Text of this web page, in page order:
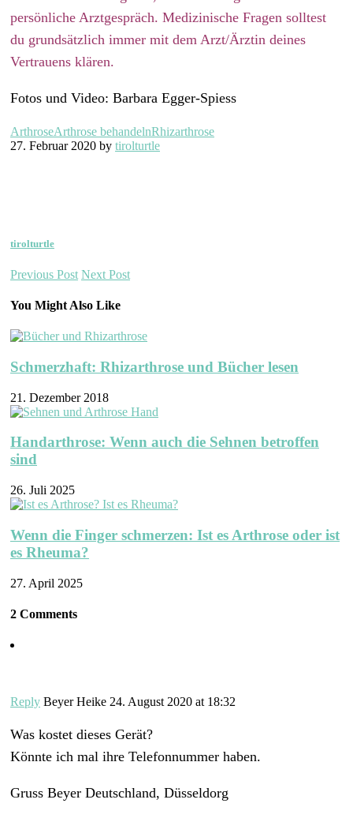
persönliche Arztgespräch. Medizinische Fragen solltest
du grundsätzlich immer mit dem Arzt/Ärztin deines
Vertrauens klären.
Fotos und Video: Barbara Egger-Spiess
ArthroseArthrose behandelnRhizarthrose
27. Februar 2020 by tirolturtle
tirolturtle
Previous Post Next Post
You Might Also Like
Schmerzhaft: Rhizarthrose und Bücher lesen
21. Dezember 2018
Handarthrose: Wenn auch die Sehnen betroffen
sind
26. Juli 2025
Wenn die Finger schmerzen: Ist es Arthrose oder ist
es Rheuma?
27. April 2025
2 Comments
Reply Beyer Heike 24. August 2020 at 18:32
Was kostet dieses Gerät?
Könnte ich mal ihre Telefonnummer haben.
Gruss Beyer Deutschland, Düsseldorg